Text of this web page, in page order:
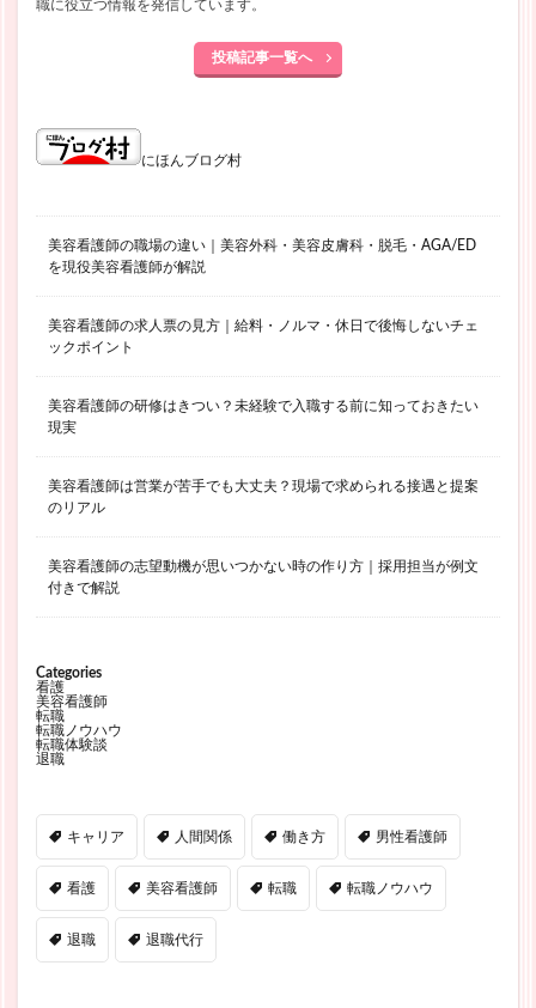
職に役立つ情報を発信しています。
投稿記事一覧へ
にほんブログ村
美容看護師の職場の違い｜美容外科・美容皮膚科・脱毛・AGA/ED
を現役美容看護師が解説
美容看護師の求人票の見方｜給料・ノルマ・休日で後悔しないチェ
ックポイント
美容看護師の研修はきつい？未経験で入職する前に知っておきたい
現実
美容看護師は営業が苦手でも大丈夫？現場で求められる接遇と提案
のリアル
美容看護師の志望動機が思いつかない時の作り方｜採用担当が例文
付きで解説
Categories
看護
美容看護師
転職
転職ノウハウ
転職体験談
退職
キャリア 人間関係 働き方 男性看護師
看護 美容看護師 転職 転職ノウハウ
退職 退職代行